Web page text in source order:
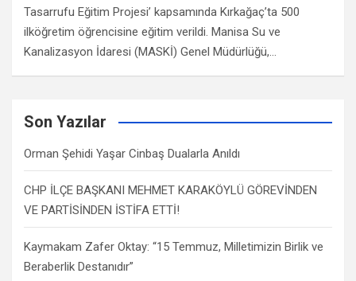
Tasarrufu Eğitim Projesi’ kapsamında Kırkağaç’ta 500
ilköğretim öğrencisine eğitim verildi. Manisa Su ve
Kanalizasyon İdaresi (MASKİ) Genel Müdürlüğü,…
Son Yazılar
Orman Şehidi Yaşar Cinbaş Dualarla Anıldı
CHP İLÇE BAŞKANI MEHMET KARAKÖYLÜ GÖREVİNDEN
VE PARTİSİNDEN İSTİFA ETTİ!
Kaymakam Zafer Oktay: “15 Temmuz, Milletimizin Birlik ve
Beraberlik Destanıdır”